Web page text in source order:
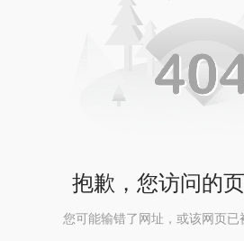
抱歉，您访问的
您可能输错了网址，或该网页